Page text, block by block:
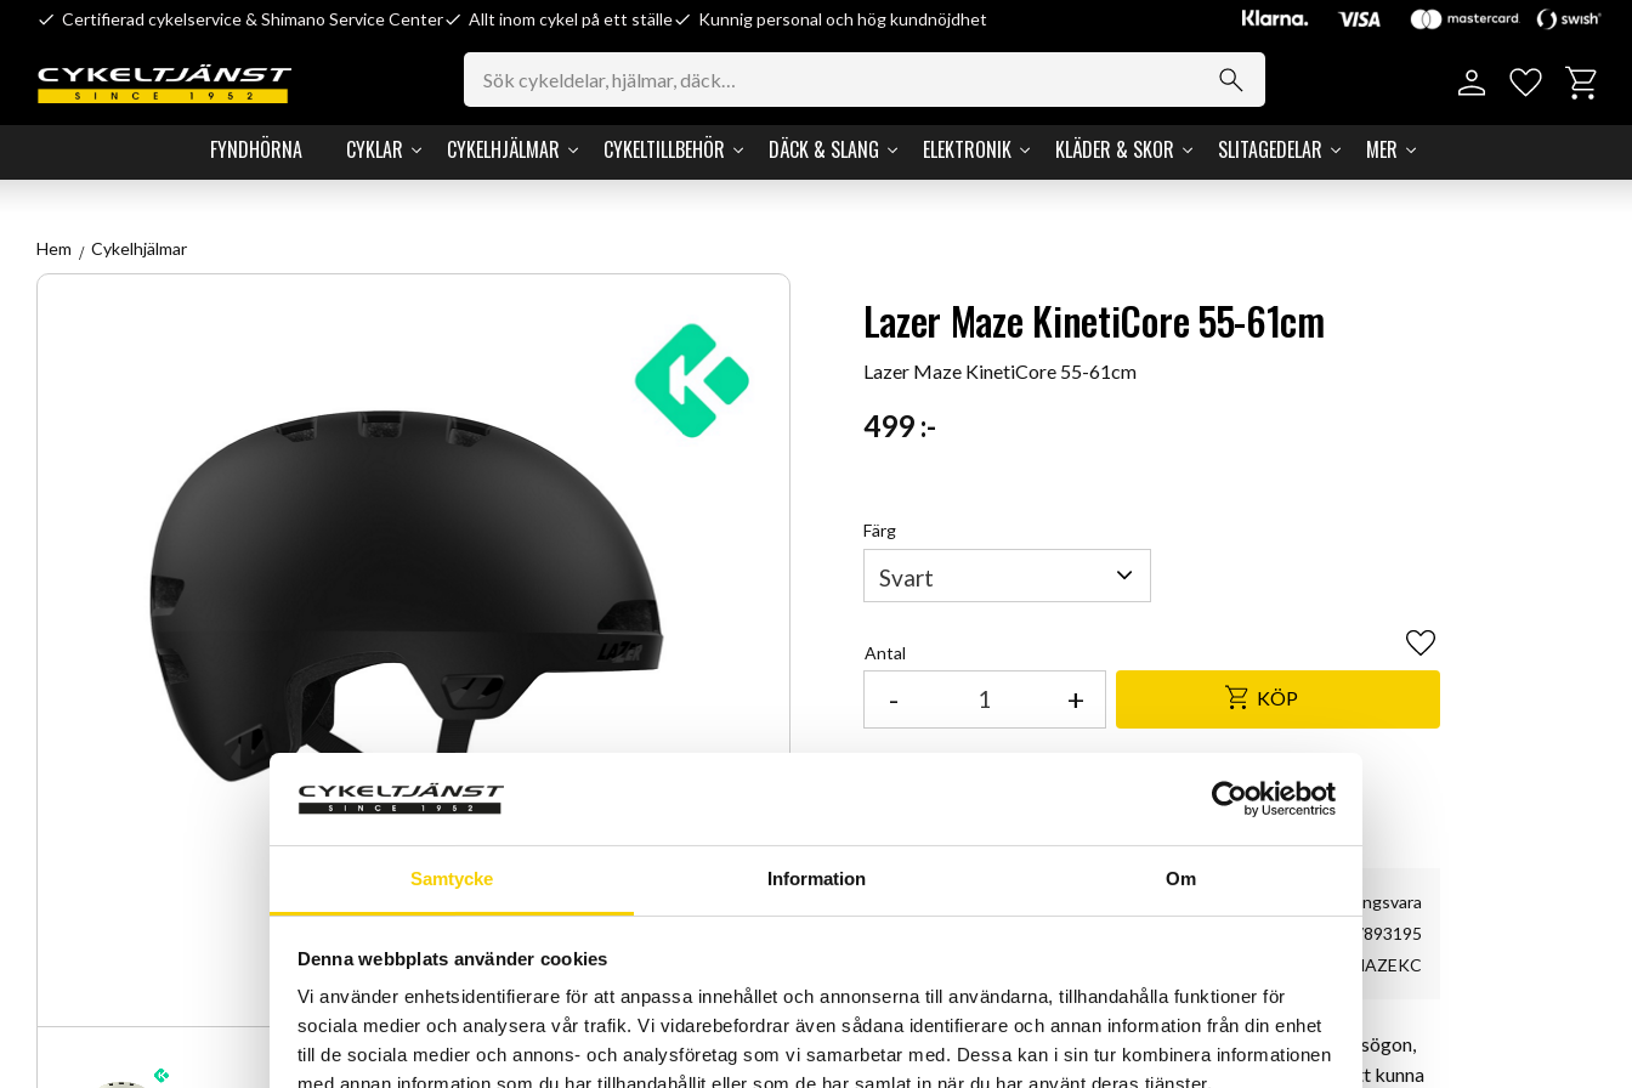
Samtycke Information Om
Denna webbplats använder cookies
Vi använder enhetsidentifierare för att anpassa innehållet och annonserna till användarna, tillhandahålla funktioner för
sociala medier och analysera vår trafik. Vi vidarebefordrar även sådana identifierare och annan information från din enhet
till de sociala medier och annons- och analysföretag som vi samarbetar med. Dessa kan i sin tur kombinera informationen
Certifierad cykelservice & Shimano Service Center Allt inom cykel på ett ställe Kunnig personal och hög kundnöjdhet
FYNDHÖRNA CYKLAR CYKELHJÄLMAR CYKELTILLBEHÖR DÄCK & SLANG ELEKTRONIK KLÄDER & SKOR SLITAGEDELAR MER
Favoriter
Hem Cykelhjälmar
Lazer Maze KinetiCore 55-61cm
Lazer Maze KinetiCore 55-61cm
499:-
Färg
Antal
+
- KÖP
Lägg till i favoriter
Beställningsvara
BLC2547893195
MAZEKC
En hjälm med enkel passformsjustering, kompatibel med glasögon,
vinterkit och LED‑ljus. Den är miljövänligt konstruerad för att kunna